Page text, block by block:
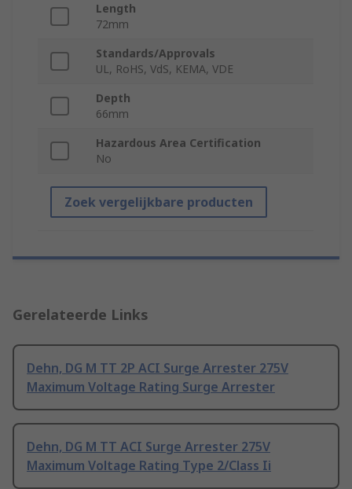
Length
72mm
Standards/Approvals
UL, RoHS, VdS, KEMA, VDE
Depth
66mm
Hazardous Area Certification
No
Zoek vergelijkbare producten
Gerelateerde Links
Dehn, DG M TT 2P ACI Surge Arrester 275V
Maximum Voltage Rating Surge Arrester
Dehn, DG M TT ACI Surge Arrester 275V
Maximum Voltage Rating Type 2/Class Ii